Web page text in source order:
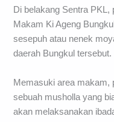
Di belakang Sentra
Makam Ki Ageng
sesepuh atau nenek
daerah Bungkul tersebut.
Memasuki area makam,
sebuah musholla yang
akan melaksanakan